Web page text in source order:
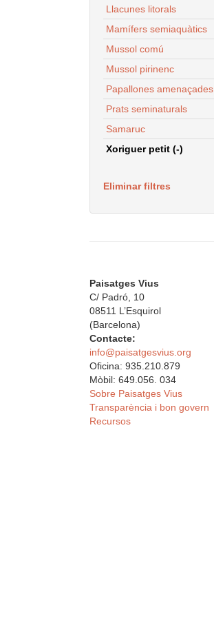
Llacunes litorals
Mamífers semiaquàtics
Mussol comú
Mussol pirinenc
Papallones amenaçades
Prats seminaturals
Samaruc
Xoriguer petit (-)
Eliminar filtres
Paisatges Vius
C/ Padró, 10
08511 L’Esquirol
(Barcelona)
Contacte:
info@paisatgesvius.org
Oficina: 935.210.879
Mòbil: 649.056. 034
Sobre Paisatges Vius
Transparència i bon govern
Recursos